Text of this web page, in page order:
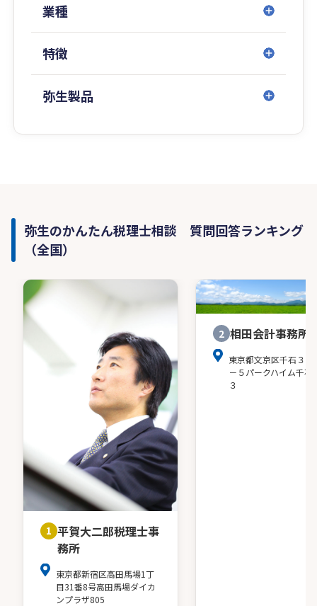
業種
特徴
弥生製品
弥生のかんたん税理士相談 質問回答ランキング
（全国）
1 平賀大二郎税理士事
務所
東京都新宿区高田馬場1丁
目31番8号高田馬場ダイカ
ンプラザ805
2 相田会計事務所
東京都文京区千石３－
－５パークハイム千石
３